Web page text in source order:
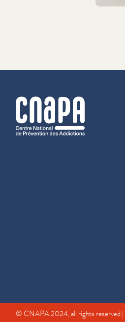
cnapa
© CNAPA 2024, all rights reserved |